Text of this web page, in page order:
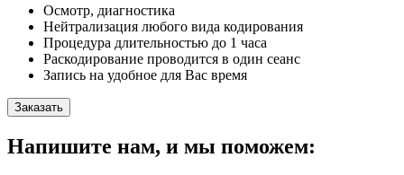
Осмотр, диагностика
Нейтрализация любого вида кодирования
Процедура длительностью до 1 часа
Раскодирование проводится в один сеанс
Запись на удобное для Вас время
Заказать
Напишите нам, и мы поможем: